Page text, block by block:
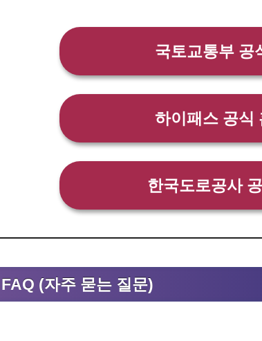
국토교통부 공
하이패스 공식
한국도로공사
FAQ (자주 묻는 질문)